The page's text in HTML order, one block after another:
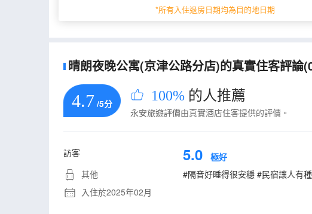
*所有入住退房日期均為目的地日期
根據《天津市生活垃圾管理條例》相關規定，自2020年12月1
晴朗夜晚公寓(京津公路分店)的真實住客評論
4.7 /5分 100% 的人推薦
永安旅遊評價由真實酒店住客提供的評價。
訪客
其他
入住於2025年02月
5.0
極好
#隔音好睡得很安穩 #民宿讓人有